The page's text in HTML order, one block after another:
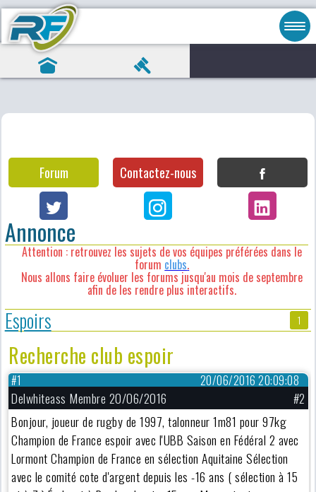
Forum Contactez-nous
Annonce
Attention : retrouvez les sujets de vos équipes préférées dans le
forum clubs.
Nous allons faire évoluer les forums jusqu'au mois de septembre
afin de les rendre plus interactifs.
Espoirs 1
Recherche club espoir
20/06/2016 20:09:08
#1
Delwhiteass Membre 20/06/2016
#2
Bonjour, joueur de rugby de 1997, talonneur 1m81 pour 97kg
Champion de France espoir avec l'UBB Saison en Fédéral 2 avec
Lormont Champion de France en sélection Aquitaine Sélection
avec le comité cote d'argent depuis les -16 ans ( sélection à 15